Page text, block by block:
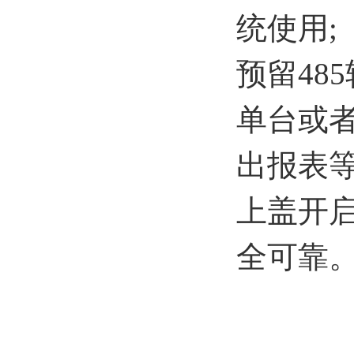
统使用;
预留
单台或
出报表
上盖开
全可靠